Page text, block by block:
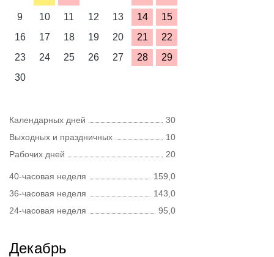
9
10 11 12 13 14
15
16
17 18 19 20 21
22
23
24 25 26 27 28
29
30
Календарных дней
30
Выходных и праздничных
10
Рабочих дней
20
40-часовая неделя
159,0
36-часовая неделя
143,0
24-часовая неделя
95,0
Декабрь